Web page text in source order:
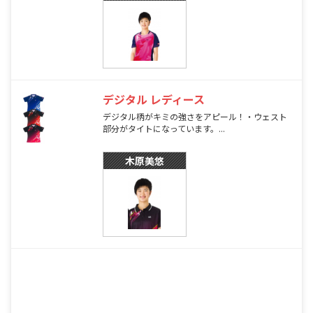
デジタル レディース
デジタル柄がキミの強さをアピール！・ウェスト
部分がタイトになっています。...
木原美悠